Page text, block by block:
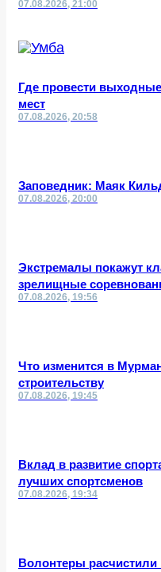
07.08.2026, 21:00
Где провести
мест
07.08.2026, 20:58
Заповедник: Маяк
07.08.2026, 20:00
Экстремалы покажут
зрелищные
07.08.2026, 19:56
Что изменится в
строительству
07.08.2026, 19:45
Вклад в развитие
лучших спортсменов
07.08.2026, 19:34
Волонтеры